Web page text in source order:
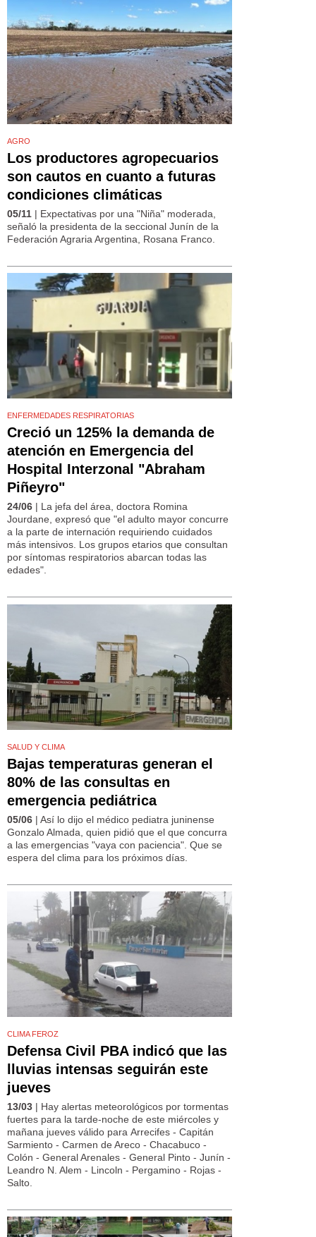
AGRO
Los productores agropecuarios
son cautos en cuanto a futuras
condiciones climáticas
05/11 | Expectativas por una "Niña" moderada,
señaló la presidenta de la seccional Junín de la
Federación Agraria Argentina, Rosana Franco.
ENFERMEDADES RESPIRATORIAS
Creció un 125% la demanda de
atención en Emergencia del
Hospital Interzonal "Abraham
Piñeyro"
24/06 | La jefa del área, doctora Romina
Jourdane, expresó que "el adulto mayor concurre
a la parte de internación requiriendo cuidados
más intensivos. Los grupos etarios que consultan
por síntomas respiratorios abarcan todas las
edades".
SALUD Y CLIMA
Bajas temperaturas generan el
80% de las consultas en
emergencia pediátrica
05/06 | Así lo dijo el médico pediatra juninense
Gonzalo Almada, quien pidió que el que concurra
a las emergencias "vaya con paciencia". Que se
espera del clima para los próximos días.
CLIMA FEROZ
Defensa Civil PBA indicó que las
lluvias intensas seguirán este
jueves
13/03 | Hay alertas meteorológicos por tormentas
fuertes para la tarde-noche de este miércoles y
mañana jueves válido para Arrecifes - Capitán
Sarmiento - Carmen de Areco - Chacabuco -
Colón - General Arenales - General Pinto - Junín -
Leandro N. Alem - Lincoln - Pergamino - Rojas -
Salto.